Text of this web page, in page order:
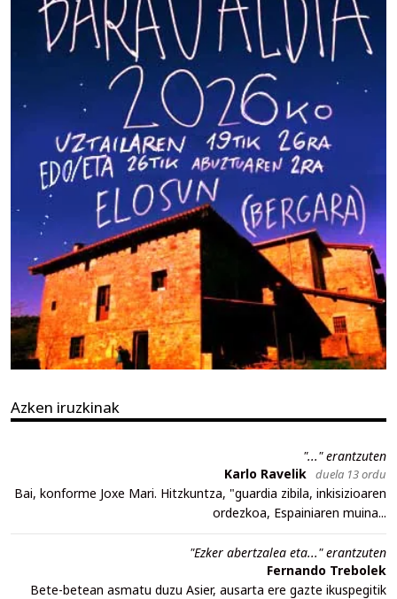
Azken iruzkinak
"..." erantzuten
Karlo Ravelik duela 13 ordu
Bai, konforme Joxe Mari. Hitzkuntza, "guardia zibila, inkisizioaren
ordezkoa, Espainiaren muina...
"Ezker abertzalea eta..." erantzuten
Fernando Trebolek
Bete-betean asmatu duzu Asier, ausarta ere gazte ikuspegitik